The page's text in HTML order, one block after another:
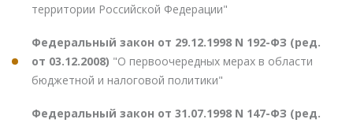
территории Российской Федерации"
Федеральный закон от 29.12.1998 N 192-ФЗ (ред.
от 03.12.2008) "О первоочередных мерах в области
бюджетной и налоговой политики"
Федеральный закон от 31.07.1998 N 147-ФЗ (ред.